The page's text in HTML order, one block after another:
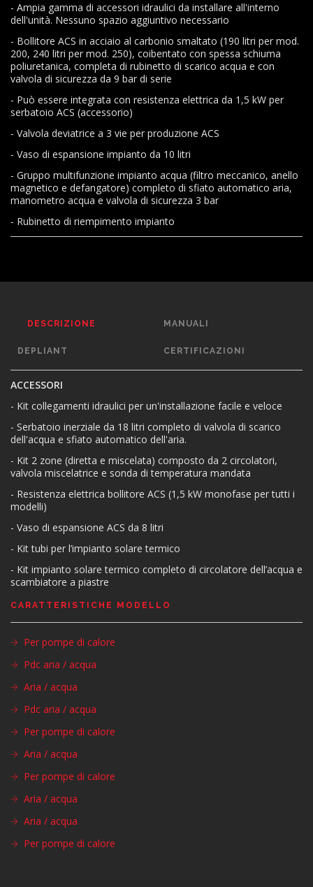
- Ampia gamma di accessori idraulici da installare all'interno
dell'unità. Nessuno spazio aggiuntivo necessario
- Bollitore ACS in acciaio al carbonio smaltato (190 litri per mod.
200, 240 litri per mod. 250), coibentato con spessa schiuma
poliuretanica, completa di rubinetto di scarico acqua e con
valvola di sicurezza da 9 bar di serie
- Può essere integrata con resistenza elettrica da 1,5 kW per
serbatoio ACS (accessorio)
- Valvola deviatrice a 3 vie per produzione ACS
- Vaso di espansione impianto da 10 litri
- Gruppo multifunzione impianto acqua (filtro meccanico, anello
magnetico e defangatore) completo di sfiato automatico aria,
manometro acqua e valvola di sicurezza 3 bar
- Rubinetto di riempimento impianto
DESCRIZIONE MANUALI
DEPLIANT CERTIFICAZIONI
ACCESSORI
- Kit collegamenti idraulici per un'installazione facile e veloce
- Serbatoio inerziale da 18 litri completo di valvola di scarico
dell'acqua e sfiato automatico dell'aria.
- Kit 2 zone (diretta e miscelata) composto da 2 circolatori,
valvola miscelatrice e sonda di temperatura mandata
- Resistenza elettrica bollitore ACS (1,5 kW monofase per tutti i
modelli)
- Vaso di espansione ACS da 8 litri
- Kit tubi per l’impianto solare termico
- Kit impianto solare termico completo di circolatore dell’acqua e
scambiatore a piastre
CARATTERISTICHE MODELLO
Per pompe di calore
Pdc aria / acqua
Aria / acqua
Pdc aria / acqua
Per pompe di calore
Aria / acqua
Per pompe di calore
Aria / acqua
Aria / acqua
Per pompe di calore